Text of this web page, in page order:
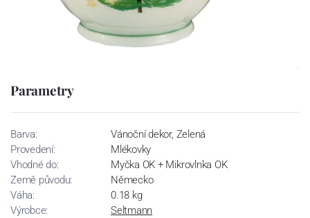
Parametry
Barva:
Vánoční dekor, Zelená
Provedení:
Mlékovky
Vhodné do:
Myčka OK + Mikrovlnka OK
Země původu:
Německo
Váha:
0.18 kg
Výrobce:
Seltmann